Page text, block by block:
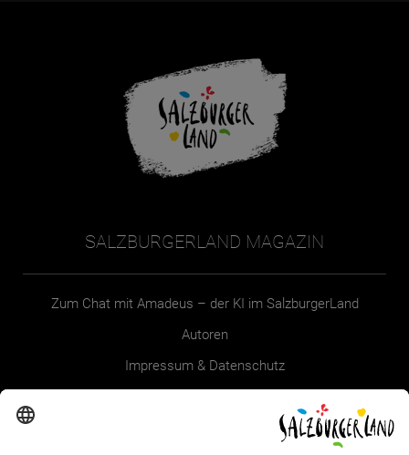
SALZBURGERLAND MAGAZIN
Zum Chat mit Amadeus – der KI im SalzburgerLand
Autoren
Impressum & Datenschutz